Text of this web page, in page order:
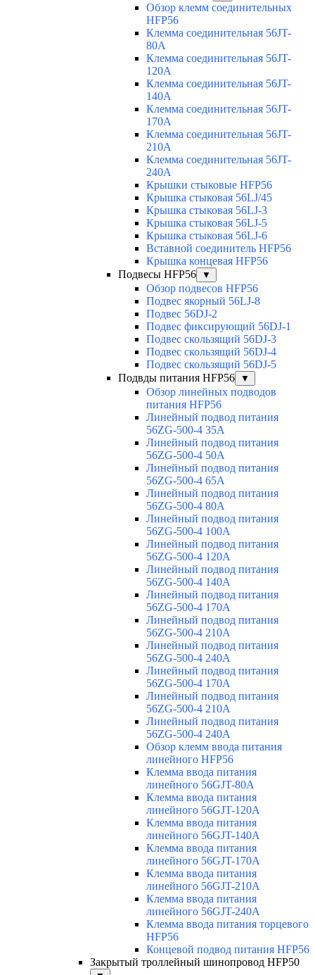
Обзор клемм соединительных
HFP56
Клемма соединительная 56JT-
80A
Клемма соединительная 56JT-
120A
Клемма соединительная 56JT-
140A
Клемма соединительная 56JT-
170A
Клемма соединительная 56JT-
210A
Клемма соединительная 56JT-
240A
Крышки стыковые HFP56
Крышка стыковая 56LJ/45
Крышка стыковая 56LJ-3
Крышка стыковая 56LJ-5
Крышка стыковая 56LJ-6
Вставной соединитель HFP56
Крышка концевая HFP56
Подвесы HFP56
▼
Обзор подвесов HFP56
Подвес якорный 56LJ-8
Подвес 56DJ-2
Подвес фиксирующий 56DJ-1
Подвес скользящий 56DJ-3
Подвес скользящий 56DJ-4
Подвес скользящий 56DJ-5
Подвды питания HFP56
▼
Обзор линейных подводов
питания HFP56
Линейный подвод питания
56ZG-500-4 35A
Линейный подвод питания
56ZG-500-4 50A
Линейный подвод питания
56ZG-500-4 65A
Линейный подвод питания
56ZG-500-4 80A
Линейный подвод питания
56ZG-500-4 100A
Линейный подвод питания
56ZG-500-4 120A
Линейный подвод питания
56ZG-500-4 140A
Линейный подвод питания
56ZG-500-4 170A
Линейный подвод питания
56ZG-500-4 210A
Линейный подвод питания
56ZG-500-4 240A
Линейный подвод питания
56ZG-500-4 170A
Линейный подвод питания
56ZG-500-4 210A
Линейный подвод питания
56ZG-500-4 240A
Обзор клемм ввода питания
линейного HFP56
Клемма ввода питания
линейного 56GJT-80A
Клемма ввода питания
линейного 56GJT-120A
Клемма ввода питания
линейного 56GJT-140A
Клемма ввода питания
линейного 56GJT-170A
Клемма ввода питания
линейного 56GJT-210A
Клемма ввода питания
линейного 56GJT-240A
Клемма ввода питания торцевого
HFP56
Концевой подвод питания HFP56
Закрытый троллейный шинопровод HFP50